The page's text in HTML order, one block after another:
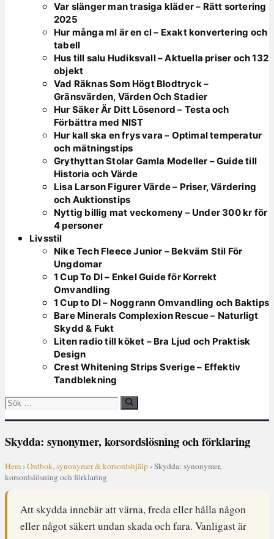
Var slänger man trasiga kläder – Rätt sortering
2025
Hur många ml är en cl – Exakt konvertering och
tabell
Hus till salu Hudiksvall – Aktuella priser och 132
objekt
Vad Räknas Som Högt Blodtryck –
Gränsvärden, Värden Och Stadier
Hur Säker Är Ditt Lösenord – Testa och
Förbättra med NIST
Hur kall ska en frys vara – Optimal temperatur
och mätningstips
Grythyttan Stolar Gamla Modeller – Guide till
Historia och Värde
Lisa Larson Figurer Värde – Priser, Värdering
och Auktionstips
Nyttig billig mat veckomeny – Under 300 kr för
4 personer
Livsstil
Nike Tech Fleece Junior – Bekväm Stil För
Ungdomar
1 Cup To Dl – Enkel Guide för Korrekt
Omvandling
1 Cup to Dl – Noggrann Omvandling och Baktips
Bare Minerals Complexion Rescue – Naturligt
Skydd & Fukt
Liten radio till köket – Bra Ljud och Praktisk
Design
Crest Whitening Strips Sverige – Effektiv
Tandblekning
Sök
Skydda: synonymer, korsordslösning och förklaring
Hem›Ordbok, synonymer & korsordshjälp› Skydda: synonymer,
korsordslösning och förklaring
Att skydda innebär att värna, freda eller hålla någon
eller något säkert undan skada och fara. Vanligast är